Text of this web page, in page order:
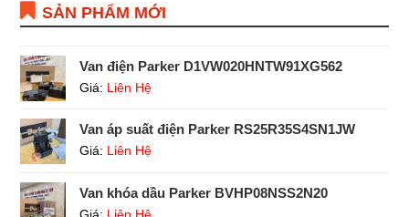
SẢN PHẨM MỚI
Van điện Parker D1VW020HNTW91XG562
Giá: Liên Hệ
Van áp suất điện Parker RS25R35S4SN1JW
Giá: Liên Hệ
Van khóa dầu Parker BVHP08NSS2N20